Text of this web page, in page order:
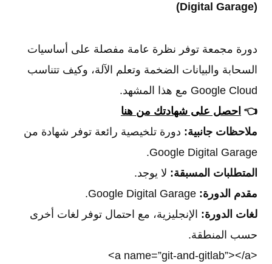
(Digital Garage)
دورة مجمعة توفر نظرة عامة مفصلة على أساسيات
السحابة والبيانات الضخمة وتعلم الآلة، وكيف تتناسب
Google Cloud مع هذا المشهد.
👈 احصل على شهادتك من هنا
ملاحظات جانبية: دورة تلخيصية رائعة توفر شهادة من
Google Digital Garage.
المتطلبات المسبقة: لا يوجد.
مقدم الدورة:
لغات الدورة: الإنجليزية، مع احتمال توفر لغات أخرى
حسب المنطقة.
<a name=”git-and-gitlab”></a>